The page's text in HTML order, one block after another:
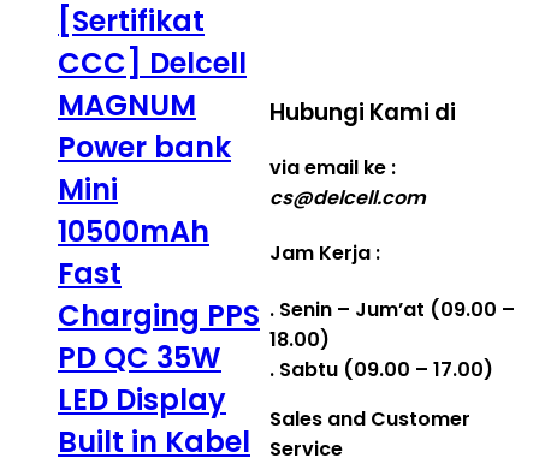
[Sertifikat
CCC] Delcell
MAGNUM
Power bank
Mini
10500mAh
Fast
Charging PPS
PD QC 35W
LED Display
Built in Kabel
Hubungi Kami di
via email ke :
cs@delcell.com
Jam Kerja :
. Senin – Jum’at (09.00 –
18.00)
. Sabtu (09.00 – 17.00)
Sales and Customer
Service